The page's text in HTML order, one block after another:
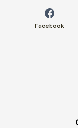
Facebook